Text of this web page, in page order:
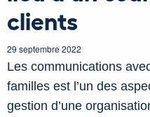
clients
29 septembre 2022
Les communications
familles est l’un des
gestion d’une